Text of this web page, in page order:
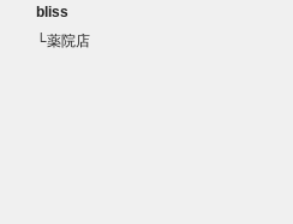
bliss
└薬院店